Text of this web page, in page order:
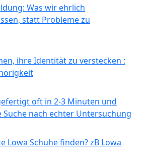
Was wir ehrlich
statt Probleme zu
ihre Identität zu verstecken :
oft in 2-3 Minuten und
nach echter Untersuchung
Lowa Schuhe finden? zB Lowa